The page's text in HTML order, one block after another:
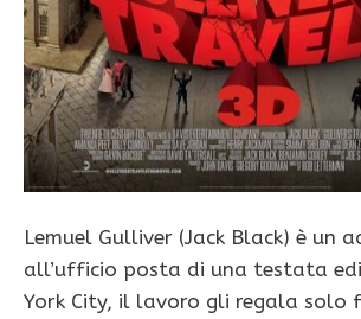
Lemuel Gulliver (Jack Black) è un
all’ufficio posta di una testata
York City, il lavoro gli regala solo